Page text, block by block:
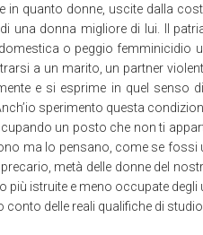
in quanto donne, uscite dalla
una donna migliore di lui. Il
o peggio femminicidio
a un marito, un partner
e si esprime in quel senso
sperimento questa
un posto che non ti
ma lo pensano, come se fossi
metà delle donne del
più istruite e meno occupate
conto delle reali qualifiche di